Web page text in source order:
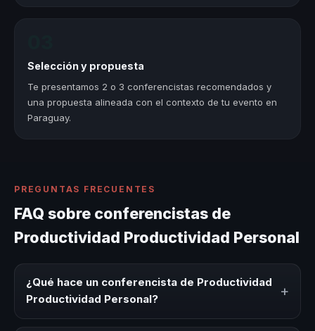
Selección y propuesta
Te presentamos 2 o 3 conferencistas recomendados y
una propuesta alineada con el contexto de tu evento en
Paraguay.
PREGUNTAS FRECUENTES
FAQ sobre conferencistas de
Productividad Productividad Personal
¿Qué hace un conferencista de Productividad
Productividad Personal?
+